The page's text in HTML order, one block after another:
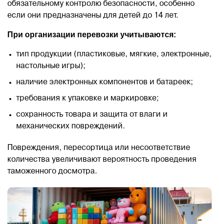
обязательному контролю безопасности, особенно
если они предназначены для детей до 14 лет.
При организации перевозки учитываются:
тип продукции (пластиковые, мягкие, электронные,
настольные игры);
наличие электронных компонентов и батареек;
требования к упаковке и маркировке;
сохранность товара и защита от влаги и
механических повреждений.
Повреждения, пересортица или несоответствие
количества увеличивают вероятность проведения
таможенного досмотра.